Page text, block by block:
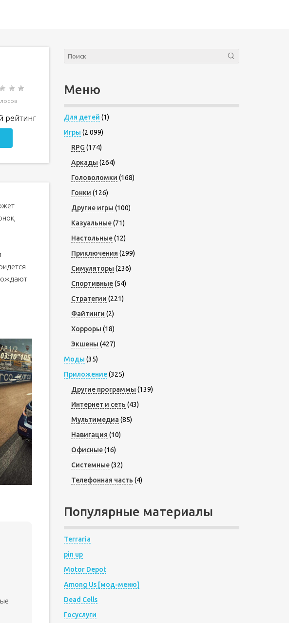
рейтинг
Меню
Для детей (1)
Игры (2 099)
RPG (174)
Аркады (264)
Головоломки (168)
Гонки (126)
Другие игры (100)
Казуальные(71)
Настольные(12)
Приключения (299)
Симуляторы (236)
Спортивные(54)
Стратегии (221)
Файтинги (2)
Хорроры (18)
Экшены (427)
Моды (35)
Приложение(325)
Другие программы (139)
Интернет и сеть (43)
Мультимедиа (85)
Навигация (10)
Офисные(16)
Системные(32)
Телефонная часть (4)
Популярные материалы
Terraria
pin up
Motor Depot
Among Us [мод-меню]
Dead Cells
Госуслуги